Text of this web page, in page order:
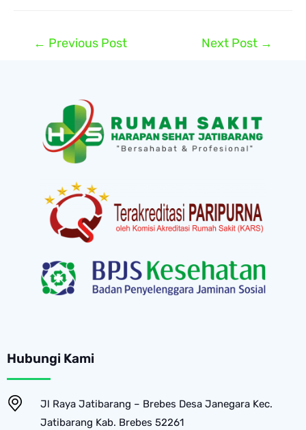
← Previous Post Next Post →
Hubungi Kami
Jl Raya Jatibarang – Brebes Desa Janegara Kec.
Jatibarang Kab. Brebes 52261